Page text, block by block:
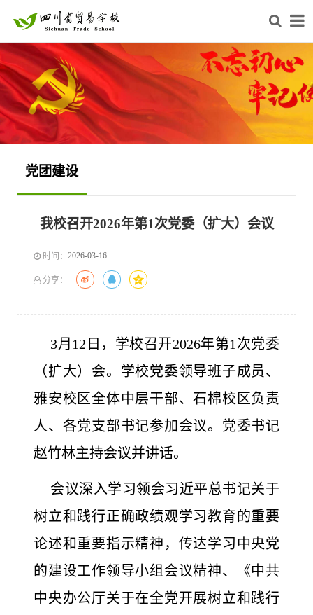
党团建设
我校召开2026年第1次党委（扩大）会议
时间： 2026-03-16
分享：
3月12日，学校召开2026年第1次党委
（扩大）会。学校党委领导班子成员、
雅安校区全体中层干部、石棉校区负责
人、各党支部书记参加会议。党委书记
赵竹林主持会议并讲话。
会议深入学习领会习近平总书记关于
树立和践行正确政绩观学习教育的重要
论述和重要指示精神，传达学习中央党
的建设工作领导小组会议精神、《中共
中央办公厅关于在全党开展树立和践行